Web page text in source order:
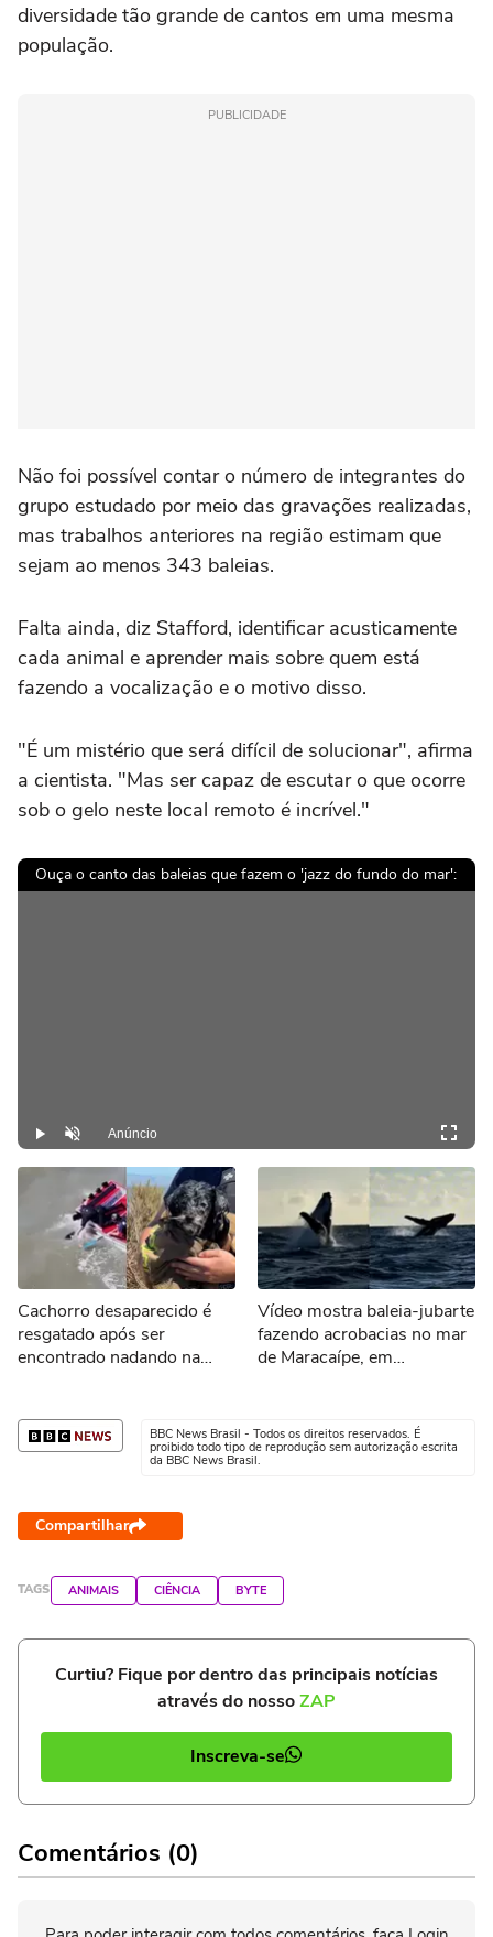
diversidade tão grande de cantos em uma mesma
população.
PUBLICIDADE
Não foi possível contar o número de integrantes do
grupo estudado por meio das gravações realizadas,
mas trabalhos anteriores na região estimam que
sejam ao menos 343 baleias.
Falta ainda, diz Stafford, identificar acusticamente
cada animal e aprender mais sobre quem está
fazendo a vocalização e o motivo disso.
"É um mistério que será difícil de solucionar", afirma
a cientista. "Mas ser capaz de escutar o que ocorre
sob o gelo neste local remoto é incrível."
Ouça o canto das baleias que fazem o 'jazz do fundo do mar':
Play DesmutarAnúncio
Cachorro desaparecido é
resgatado após ser
encontrado nadando na
Vídeo mostra baleia-jubarte
fazendo acrobacias no mar
de Maracaípe, em
BBC News Brasil - Todos os direitos reservados. É
proibido todo tipo de reprodução sem autorização escrita
da BBC News Brasil.
Compartilhar
TAGS ANIMAIS CIÊNCIA BYTE
Curtiu? Fique por dentro das principais notícias
através do nossoZAP
Inscreva-se
Comentários (0)